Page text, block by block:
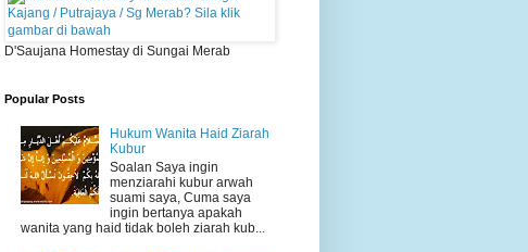
D'Saujana Homestay di Sungai Merab
Popular Posts
Hukum Wanita Haid Ziarah
Kubur
Soalan Saya ingin
menziarahi kubur arwah
suami saya, Cuma saya
ingin bertanya apakah
wanita yang haid tidak boleh ziarah kub...